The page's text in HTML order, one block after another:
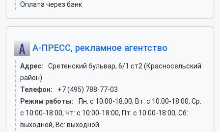
Оплата через банк
А-ПРЕСС, рекламное агентство
Адрес:
Сретенский бульвар, 6/1 ст2 (Красносельский
район)
Телефон:
+7 (495) 788-77-03
Режим работы:
Пн: c 10:00-18:00, Вт: c 10:00-18:00, Ср:
c 10:00-18:00, Чт: c 10:00-18:00, Пт: c 10:00-18:00, Сб:
выходной, Вс: выходной